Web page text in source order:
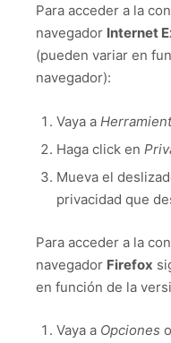
Para acceder a la
navegador Internet
(pueden variar en
navegador):
Vaya a
Haga click en
Mueva el
privacidad que
Para acceder a la
navegador Firefox
en función de la
Vaya a Opciones o